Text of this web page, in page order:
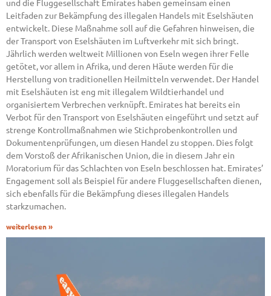
und die Fluggesellschaft Emirates haben gemeinsam einen
Leitfaden zur Bekämpfung des illegalen Handels mit Eselshäuten
entwickelt. Diese Maßnahme soll auf die Gefahren hinweisen, die
der Transport von Eselshäuten im Luftverkehr mit sich bringt.
Jährlich werden weltweit Millionen von Eseln wegen ihrer Felle
getötet, vor allem in Afrika, und deren Häute werden für die
Herstellung von traditionellen Heilmitteln verwendet. Der Handel
mit Eselshäuten ist eng mit illegalem Wildtierhandel und
organisiertem Verbrechen verknüpft. Emirates hat bereits ein
Verbot für den Transport von Eselshäuten eingeführt und setzt auf
strenge Kontrollmaßnahmen wie Stichprobenkontrollen und
Dokumentenprüfungen, um diesen Handel zu stoppen. Dies folgt
dem Vorstoß der Afrikanischen Union, die in diesem Jahr ein
Moratorium für das Schlachten von Eseln beschlossen hat. Emirates’
Engagement soll als Beispiel für andere Fluggesellschaften dienen,
sich ebenfalls für die Bekämpfung dieses illegalen Handels
starkzumachen.
weiterlesen »